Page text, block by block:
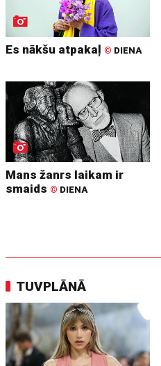
Es nākšu atpakaļ © DIENA
Mans žanrs laikam ir
smaids © DIENA
TUVPLĀNĀ